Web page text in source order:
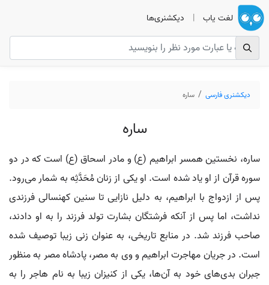
لغت یاب | دیکشنری‌ها
دیکشنری فارسی ساره
ساره
ساره، نخستین همسر ابراهیم (ع) و مادر اسحاق (ع) است که در دو
سوره قرآن از او یاد شده است. او یکی از زنان مُحَدَّثِه به شمار می‌رود.
پس از ازدواج با ابراهیم، به دلیل نازایی تا سنین کهنسالی فرزندی
نداشت، اما پس از آنکه فرشتگان بشارت تولد فرزند را به او دادند،
صاحب فرزند شد. در منابع تاریخی، به عنوان زنی زیبا توصیف شده
است. در جریان مهاجرت ابراهیم و وی به مصر، پادشاه مصر به منظور
جبران بدی‌های خود به آن‌ها، یکی از کنیزان زیبا به نام هاجر را به